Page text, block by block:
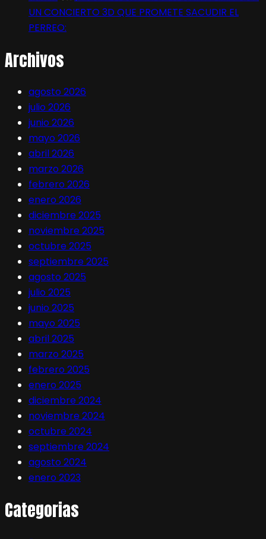
UN CONCIERTO 3D QUE PROMETE SACUDIR EL
PERREO:
Archivos
agosto 2026
julio 2026
junio 2026
mayo 2026
abril 2026
marzo 2026
febrero 2026
enero 2026
diciembre 2025
noviembre 2025
octubre 2025
septiembre 2025
agosto 2025
julio 2025
junio 2025
mayo 2025
abril 2025
marzo 2025
febrero 2025
enero 2025
diciembre 2024
noviembre 2024
octubre 2024
septiembre 2024
agosto 2024
enero 2023
Categorias